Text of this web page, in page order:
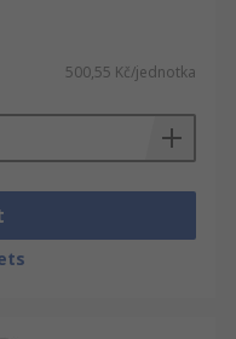
500,55 Kč/jednotka